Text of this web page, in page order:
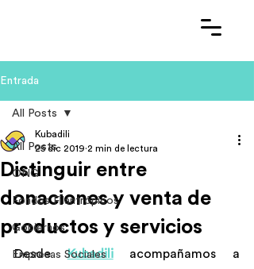
Entrada
All Posts
ONG
Fondos Filantrópicos
Gobiernos
Empresas Sociales
All Posts
Distinguir entre
donaciones y venta de
productos y servicios
Kubadili
25 dic 2019 2 min de lectura
Desde Kubadili acompañamos a